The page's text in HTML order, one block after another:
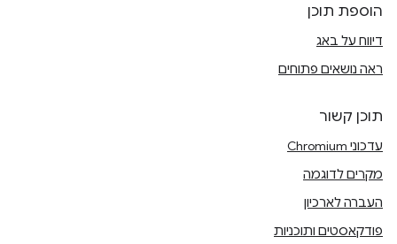
הוספת תוכן
דיווח על באג
ראה נושאים פתוחים
תוכן קשור
עדכוני Chromium
מקרים לדוגמה
העברה לארכיון
פודקאסטים ותוכניות